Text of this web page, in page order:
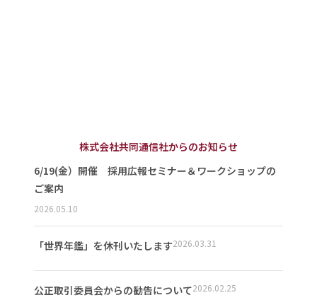
株式会社共同通信社からのお知らせ
6/19(金）開催 採用広報セミナー＆ワークショップの
ご案内
2026.05.10
「世界年鑑」を休刊いたします2026.03.31
公正取引委員会からの勧告について2026.02.25